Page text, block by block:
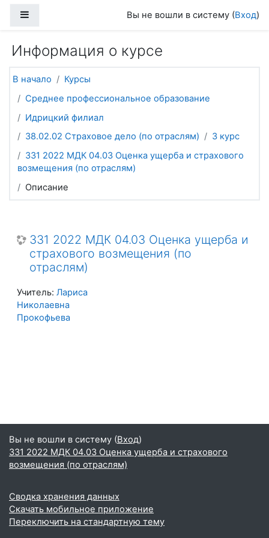
Вы не вошли в систему (Вход)
Информация о курсе
В начало
Курсы
Среднее профессиональное образование
Идрицкий филиал
38.02.02 Страховое дело (по отраслям)
3 курс
331 2022 МДК 04.03 Оценка ущерба и страхового
возмещения (по отраслям)
Описание
331 2022 МДК 04.03 Оценка ущерба и
страхового возмещения (по
отраслям)
Учитель: Лариса
Николаевна
Прокофьева
Вы не вошли в систему (Вход)
331 2022 МДК 04.03 Оценка ущерба и страхового
возмещения (по отраслям)
Сводка хранения данных
Скачать мобильное приложение
Переключить на стандартную тему